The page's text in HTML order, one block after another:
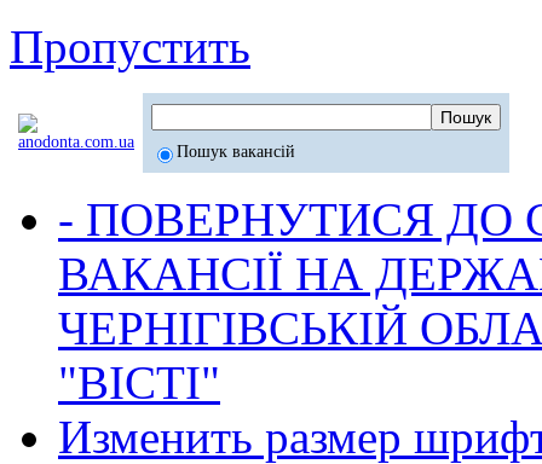
Пропустить
Пошук вакансій
- ПОВЕРНУТИСЯ ДО
ВАКАНСІЇ НА
ЧЕРНІГІВСЬКІЙ
"ВІСТІ"
Изменить размер